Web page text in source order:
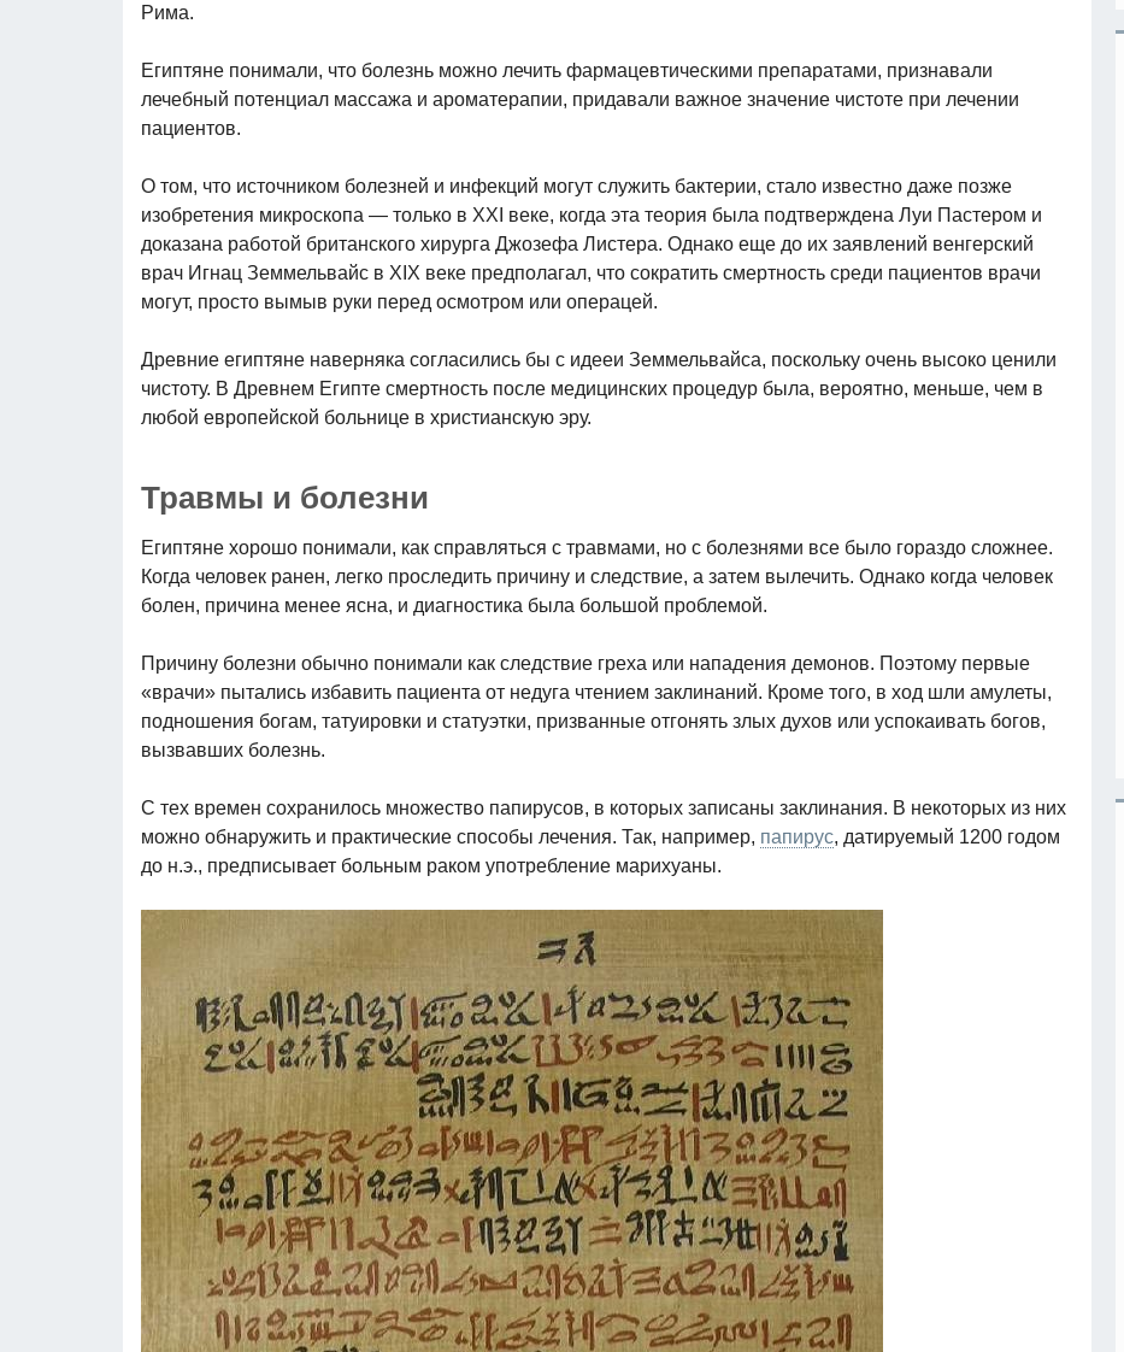
Рима.
Египтяне понимали, что болезнь можно лечить фармацевтическими препаратами, признавали
лечебный потенциал массажа и ароматерапии, придавали важное значение чистоте при лечении
пациентов.
О том, что источником болезней и инфекций могут служить бактерии, стало известно даже позже
изобретения микроскопа — только в XXI веке, когда эта теория была подтверждена Луи Пастером и
доказана работой британского хирурга Джозефа Листера. Однако еще до их заявлений венгерский
врач Игнац Земмельвайс в XIX веке предполагал, что сократить смертность среди пациентов врачи
могут, просто вымыв руки перед осмотром или операцей.
Древние египтяне наверняка согласились бы с идееи Земмельвайса, поскольку очень высоко ценили
чистоту. В Древнем Египте смертность после медицинских процедур была, вероятно, меньше, чем в
любой европейской больнице в христианскую эру.
Травмы и болезни
Египтяне хорошо понимали, как справляться с травмами, но с болезнями все было гораздо сложнее.
Когда человек ранен, легко проследить причину и следствие, а затем вылечить. Однако когда человек
болен, причина менее ясна, и диагностика была большой проблемой.
Причину болезни обычно понимали как следствие греха или нападения демонов. Поэтому первые
«врачи» пытались избавить пациента от недуга чтением заклинаний. Кроме того, в ход шли амулеты,
подношения богам, татуировки и статуэтки, призванные отгонять злых духов или успокаивать богов,
вызвавших болезнь.
С тех времен сохранилось множество папирусов, в которых записаны заклинания. В некоторых из них
можно обнаружить и практические способы лечения. Так, например, папирус, датируемый 1200 годом
до н.э., предписывает больным раком употребление марихуаны.